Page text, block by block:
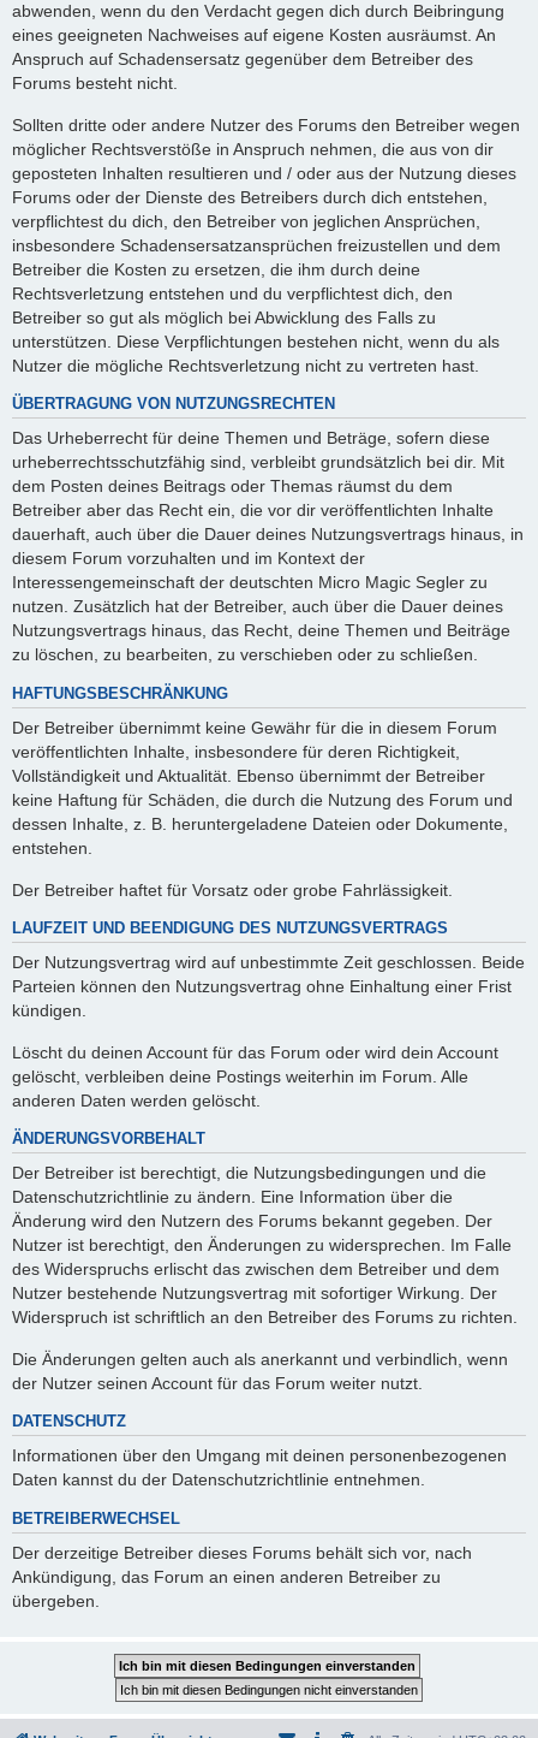
abwenden, wenn du den Verdacht gegen dich durch Beibringung
eines geeigneten Nachweises auf eigene Kosten ausräumst. An
Anspruch auf Schadensersatz gegenüber dem Betreiber des
Forums besteht nicht.
Sollten dritte oder andere Nutzer des Forums den Betreiber wegen
möglicher Rechtsverstöße in Anspruch nehmen, die aus von dir
geposteten Inhalten resultieren und / oder aus der Nutzung dieses
Forums oder der Dienste des Betreibers durch dich entstehen,
verpflichtest du dich, den Betreiber von jeglichen Ansprüchen,
insbesondere Schadensersatzansprüchen freizustellen und dem
Betreiber die Kosten zu ersetzen, die ihm durch deine
Rechtsverletzung entstehen und du verpflichtest dich, den
Betreiber so gut als möglich bei Abwicklung des Falls zu
unterstützen. Diese Verpflichtungen bestehen nicht, wenn du als
Nutzer die mögliche Rechtsverletzung nicht zu vertreten hast.
ÜBERTRAGUNG VON NUTZUNGSRECHTEN
Das Urheberrecht für deine Themen und Beträge, sofern diese
urheberrechtsschutzfähig sind, verbleibt grundsätzlich bei dir. Mit
dem Posten deines Beitrags oder Themas räumst du dem
Betreiber aber das Recht ein, die vor dir veröffentlichten Inhalte
dauerhaft, auch über die Dauer deines Nutzungsvertrags hinaus, in
diesem Forum vorzuhalten und im Kontext der
Interessengemeinschaft der deutschten Micro Magic Segler zu
nutzen. Zusätzlich hat der Betreiber, auch über die Dauer deines
Nutzungsvertrags hinaus, das Recht, deine Themen und Beiträge
zu löschen, zu bearbeiten, zu verschieben oder zu schließen.
HAFTUNGSBESCHRÄNKUNG
Der Betreiber übernimmt keine Gewähr für die in diesem Forum
veröffentlichten Inhalte, insbesondere für deren Richtigkeit,
Vollständigkeit und Aktualität. Ebenso übernimmt der Betreiber
keine Haftung für Schäden, die durch die Nutzung des Forum und
dessen Inhalte, z. B. heruntergeladene Dateien oder Dokumente,
entstehen.
Der Betreiber haftet für Vorsatz oder grobe Fahrlässigkeit.
LAUFZEIT UND BEENDIGUNG DES NUTZUNGSVERTRAGS
Der Nutzungsvertrag wird auf unbestimmte Zeit geschlossen. Beide
Parteien können den Nutzungsvertrag ohne Einhaltung einer Frist
kündigen.
Löscht du deinen Account für das Forum oder wird dein Account
gelöscht, verbleiben deine Postings weiterhin im Forum. Alle
anderen Daten werden gelöscht.
ÄNDERUNGSVORBEHALT
Der Betreiber ist berechtigt, die Nutzungsbedingungen und die
Datenschutzrichtlinie zu ändern. Eine Information über die
Änderung wird den Nutzern des Forums bekannt gegeben. Der
Nutzer ist berechtigt, den Änderungen zu widersprechen. Im Falle
des Widerspruchs erlischt das zwischen dem Betreiber und dem
Nutzer bestehende Nutzungsvertrag mit sofortiger Wirkung. Der
Widerspruch ist schriftlich an den Betreiber des Forums zu richten.
Die Änderungen gelten auch als anerkannt und verbindlich, wenn
der Nutzer seinen Account für das Forum weiter nutzt.
DATENSCHUTZ
Informationen über den Umgang mit deinen personenbezogenen
Daten kannst du der Datenschutzrichtlinie entnehmen.
BETREIBERWECHSEL
Der derzeitige Betreiber dieses Forums behält sich vor, nach
Ankündigung, das Forum an einen anderen Betreiber zu
übergeben.